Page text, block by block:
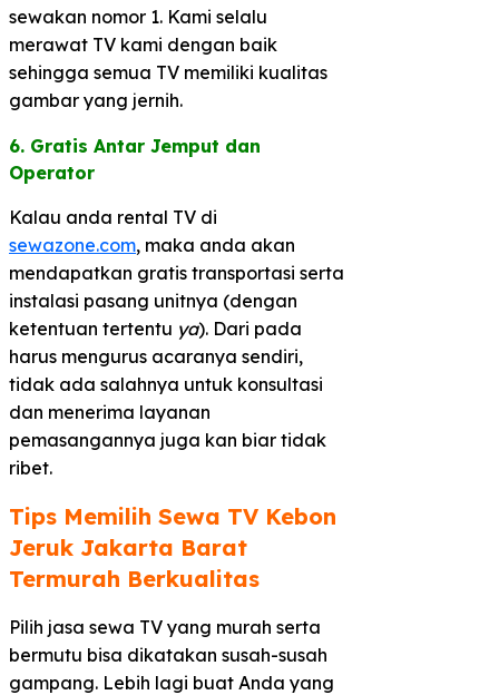
sewakan nomor 1. Kami selalu
merawat TV kami dengan baik
sehingga semua TV memiliki kualitas
gambar yang jernih.
6. Gratis Antar Jemput dan
Operator​
Kalau anda rental TV di
sewazone.com, maka anda akan
mendapatkan gratis transportasi serta
instalasi pasang unitnya (dengan
ketentuan tertentu ya). Dari pada
harus mengurus acaranya sendiri,
tidak ada salahnya untuk konsultasi
dan menerima layanan
pemasangannya juga kan biar tidak
ribet.
Tips Memilih Sewa TV Kebon
Jeruk Jakarta Barat
Termurah Berkualitas​
Pilih jasa sewa TV yang murah serta
bermutu bisa dikatakan susah-susah
gampang. Lebih lagi buat Anda yang